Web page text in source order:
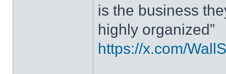
is the business
highly organized”
https://x.com/